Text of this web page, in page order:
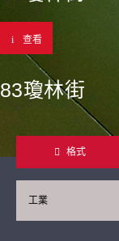
查看
83瓊林街
格式
工業